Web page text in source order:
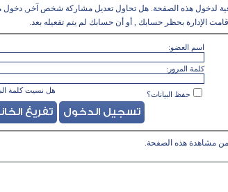
لدخول هذه الصفحة. هل تحاول تعديل مشاركة شخص آخر, دخول
الإدارة بحظر حسابك , أو أن حسابك لم يتم تفعيله بعد.
اسم العضو:
كلمة المرور:
هل نسيت كلمة حفظ البيانات؟
مشاهدة هذه الصفحة.